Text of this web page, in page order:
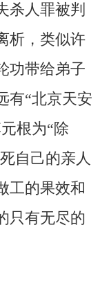
杀人罪被判
析，类似许
功带给弟子
有“北京天安
根为“除
自己的亲人
工的果效和
只有无尽的